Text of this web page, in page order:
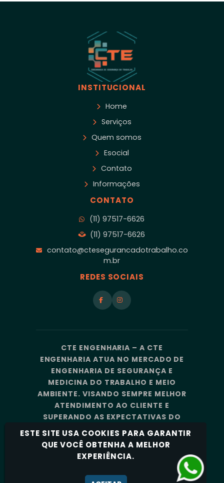
INSTITUCIONAL
Home
Serviços
Quem somos
Esocial
Contato
Informações
CONTATO
(11) 97517-6626
(11) 97517-6626
contato@ctesegurancadotrabalho.co
m.br
REDES SOCIAIS
CTE ENGENHARIA – A CTE
ENGENHARIA ATUA NO MERCADO DE
ENGENHARIA DE SEGURANÇA E
MEDICINA DO TRABALHO E MEIO
AMBIENTE. VISANDO SEMPRE MELHOR
ATENDIMENTO AO CLIENTE E
SUPERANDO AS EXPECTATIVAS DO
MERCADO, A CTE ENGENHARIA
CONTA COM UMA EQUIPE DE
PROFISSIONAIS ALTAMENTE
CAPACITADOS E ESPECIALIZADOS.
Política de Privacidade
ESTE SITE USA COOKIES PARA GARANTIR
QUE VOCÊ OBTENHA A MELHOR
EXPERIÊNCIA.